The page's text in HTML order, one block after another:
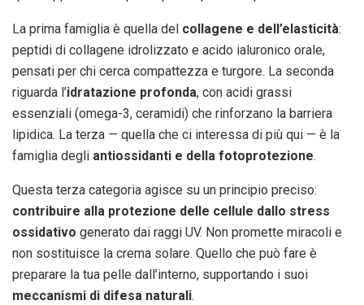
La prima famiglia è quella del collagene e dell’elasticità:
peptidi di collagene idrolizzato e acido ialuronico orale,
pensati per chi cerca compattezza e turgore. La seconda
riguarda l’idratazione profonda, con acidi grassi
essenziali (omega-3, ceramidi) che rinforzano la barriera
lipidica. La terza — quella che ci interessa di più qui — è la
famiglia degli antiossidanti e della fotoprotezione.
Questa terza categoria agisce su un principio preciso:
contribuire alla protezione delle cellule dallo stress
ossidativo generato dai raggi UV. Non promette miracoli e
non sostituisce la crema solare. Quello che può fare è
preparare la tua pelle dall’interno, supportando i suoi
meccanismi di difesa naturali.